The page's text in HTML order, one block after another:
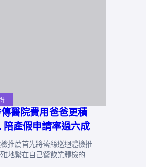
醫院費用爸爸更積
陪產假申請率過六成
推薦首先將蕾絲巡迴體檢推
地繫在自己餐飲業體檢的